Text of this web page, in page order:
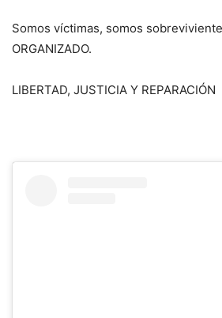
Somos víctimas, somos
ORGANIZADO.
LIBERTAD, JUSTICIA Y REPARACIÓN